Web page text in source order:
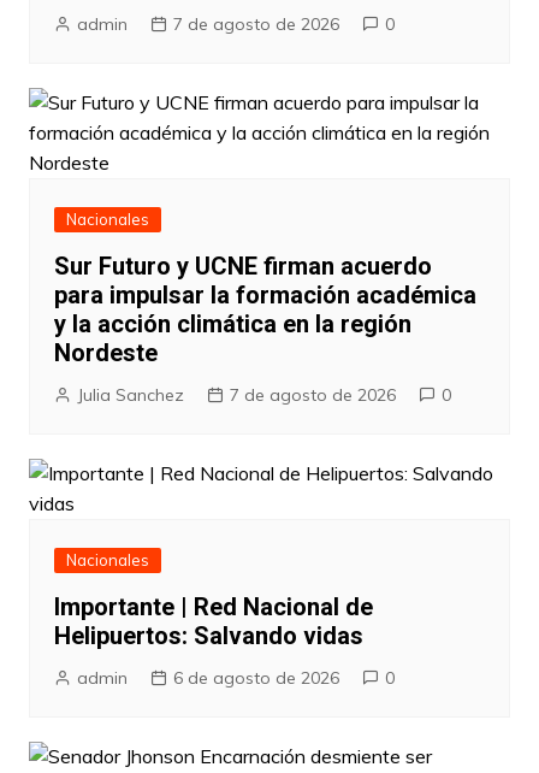
admin 7 de agosto de 2026 0
Nacionales
Sur Futuro y UCNE firman acuerdo
para impulsar la formación académica
y la acción climática en la región
Nordeste
Julia Sanchez 7 de agosto de 2026 0
Nacionales
Importante | Red Nacional de
Helipuertos: Salvando vidas
admin 6 de agosto de 2026 0